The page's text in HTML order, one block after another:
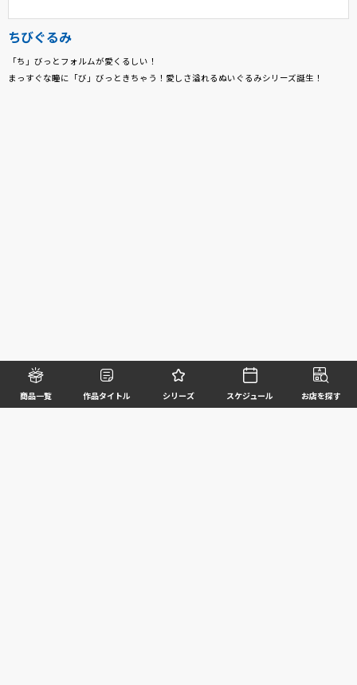
商品一覧 作品タイトル シリーズ スケジュール お店を探す
ちびぐるみ
「ち」びっとフォルムが愛くるしい！
まっすぐな瞳に「び」びっときちゃう！愛しさ溢れるぬいぐるみシリーズ誕生！